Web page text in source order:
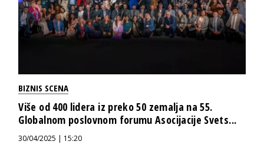
BIZNIS SCENA
Više od 400 lidera iz preko 50 zemalja na 55.
Globalnom poslovnom forumu Asocijacije Svets...
30/04/2025 | 15:20